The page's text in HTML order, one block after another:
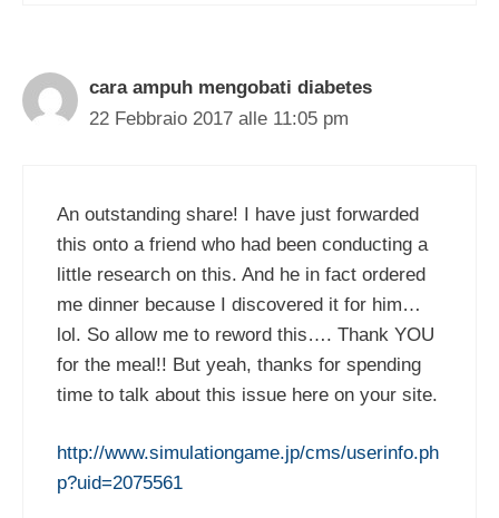
cara ampuh mengobati diabetes
22 Febbraio 2017 alle 11:05 pm
An outstanding share! I have just forwarded
this onto a friend who had been conducting a
little research on this. And he in fact ordered
me dinner because I discovered it for him…
lol. So allow me to reword this…. Thank YOU
for the meal!! But yeah, thanks for spending
time to talk about this issue here on your site.
http://www.simulationgame.jp/cms/userinfo.ph
p?uid=2075561